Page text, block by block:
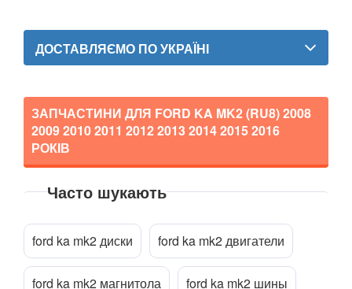
Mondeo Mk5
Mustang VI (S550)
Mustang Mach-E
Transit V
Transit VI (V347/V348)
Прикріпити файл
ДОСТАВЛЯЄМО ПО УКРАЇНІ
ЗАПЧАСТИНИ ДЛЯ FORD KA MK2 (RU8)2008
2009 2010 2011 2012 2013 2014 2015 2016
РОКІВ
Часто шукають
ford ka mk2 диски ford ka mk2 двигатели
ford ka mk2 магнитола ford ka mk2 шины